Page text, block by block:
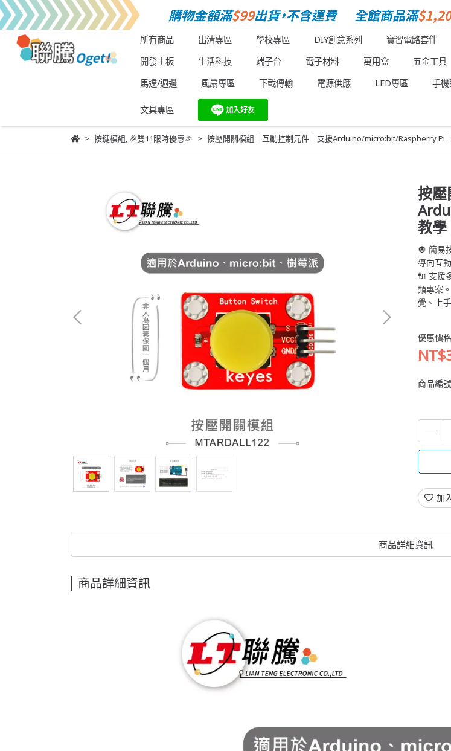
所有商品 出清專區 學校專區 DIY創意系列 實習電路套件
開發主板
生活科技 端子台 電子材料 萬用盒 五金工具
馬達/週邊
風扇專區 下載傳輸 電源供應 LED專區 手
文具專區
按鍵模組, 🎉雙11限時優惠🎉 按壓開關模組｜互動控制元件｜支援Arduino/micro:bit/Raspberry Pi
按壓
教學
🔘 簡易
導向互
🔌 支援
類專案
覺、上
優惠價格
商品編
加
商品詳細資訊
商品詳細資訊